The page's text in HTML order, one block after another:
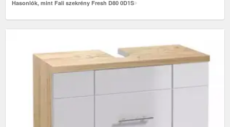
Hasonlók, mint Fali szekrény Fresh D80 0D1S